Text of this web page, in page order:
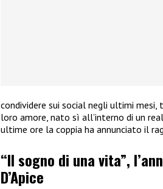
condividere sui social negli ultimi
loro amore, nato sì all’interno di un
ultime ore la coppia ha annunciato il
“Il sogno di una vita”,
D’Apice